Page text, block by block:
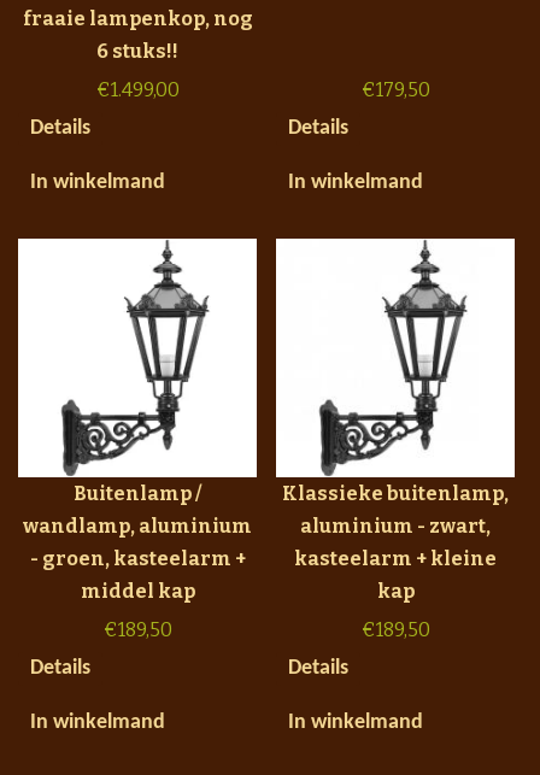
fraaie lampenkop, nog
6 stuks!!
€1.499,00
Details
In winkelmand
€179,50
Details
In winkelmand
Buitenlamp /
wandlamp, aluminium
- groen, kasteelarm +
middel kap
€189,50
Details
In winkelmand
Klassieke buitenlamp,
aluminium - zwart,
kasteelarm + kleine
kap
€189,50
Details
In winkelmand